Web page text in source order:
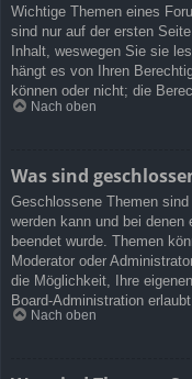
Wichtige Themen eines
sind nur auf der ersten
Inhalt, weswegen Sie sie
hängt es von Ihren
können oder nicht; die
Nach oben
Was sind
Geschlossene Themen
werden kann und bei denen
beendet wurde. Themen
Moderator oder
die Möglichkeit, Ihre
Board-Administration erlaubt
Nach oben